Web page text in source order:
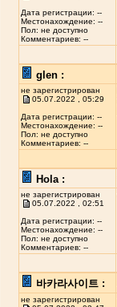
Дата регистрации: --
Местонахождение: --
Пол: не доступно
Комментариев: --
glen :
не зарегистрирован
05.07.2022 , 05:29
Дата регистрации: --
Местонахождение: --
Пол: не доступно
Комментариев: --
Hola :
не зарегистрирован
05.07.2022 , 02:51
Дата регистрации: --
Местонахождение: --
Пол: не доступно
Комментариев: --
바카라사이트 :
не зарегистрирован